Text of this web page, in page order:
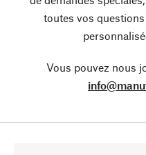
toutes vos
Vous pouvez nous